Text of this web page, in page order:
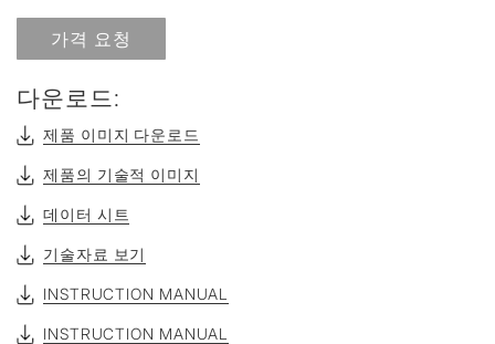
가격 요청
다운로드:
제품 이미지 다운로드
제품의 기술적 이미지
데이터 시트
기술자료 보기
INSTRUCTION MANUAL
INSTRUCTION MANUAL